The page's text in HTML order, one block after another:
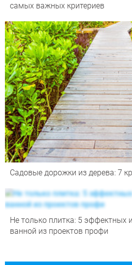
самых важных критериев
Садовые дорожки из дерева: 7
Не только плитка: 5 эффектных
ванной из проектов профи